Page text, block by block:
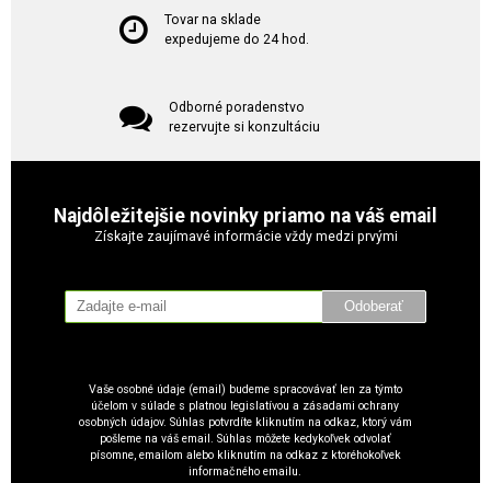
Tovar na sklade
expedujeme do 24 hod.
Odborné poradenstvo
rezervujte si konzultáciu
Najdôležitejšie novinky priamo na váš email
Získajte zaujímavé informácie vždy medzi prvými
Odoberať
Vaše osobné údaje (email) budeme spracovávať len za týmto
účelom v súlade s platnou legislatívou a zásadami ochrany
osobných údajov. Súhlas potvrdíte kliknutím na odkaz, ktorý vám
pošleme na váš email. Súhlas môžete kedykoľvek odvolať
písomne, emailom alebo kliknutím na odkaz z ktoréhokoľvek
informačného emailu.